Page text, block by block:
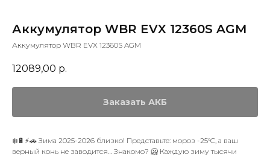
Аккумулятор WBR EVX 12360S AGM
Аккумулятор WBR EVX 12360S AGM
12089,00 р.
Заказать АКБ
❄️🔋⚡🚗 Зима 2025-2026 близко! Представьте: мороз -25°C, а ваш
верный конь не заводится… Знакомо? 🥶 Каждую зиму тысячи